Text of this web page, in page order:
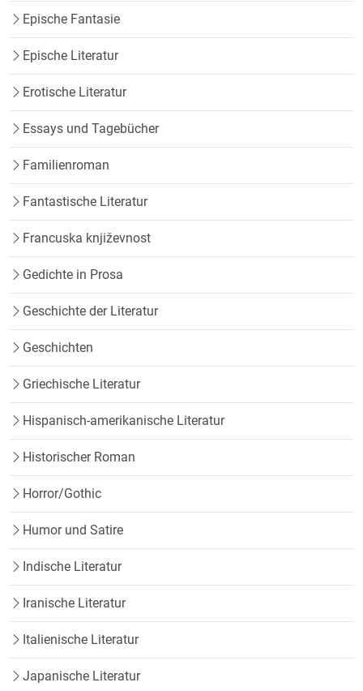
Epische Fantasie
Epische Literatur
Erotische Literatur
Essays und Tagebücher
Familienroman
Fantastische Literatur
Francuska književnost
Gedichte in Prosa
Geschichte der Literatur
Geschichten
Griechische Literatur
Hispanisch-amerikanische Literatur
Historischer Roman
Horror/Gothic
Humor und Satire
Indische Literatur
Iranische Literatur
Italienische Literatur
Japanische Literatur